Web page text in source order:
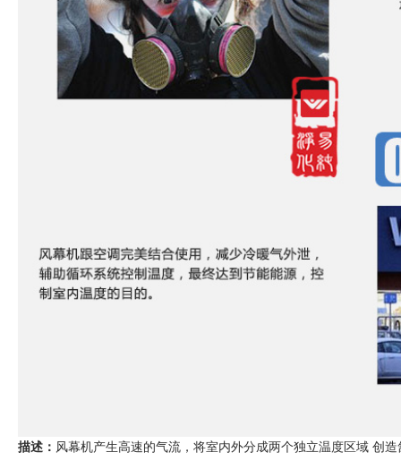
描述： 风幕机产生高速的气流，将室内外分成两个独立温度区域 创